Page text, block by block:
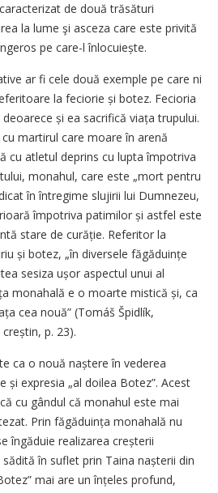
de două trăsături
la lume şi asceza care este privită
pe care-l înlo­cuiește.
ar fi cele două exemple pe care ni
la feciorie și botez. Fecioria
și ea sacrifică viața trupului.
martirul care moare în arenă
cu atletul deprins cu lupta împotriva
monahul, care este „mort pentru
în întregime slujirii lui Dumnezeu,
împotriva patimilor și astfel este
stare de curăție. Referitor la
și botez, „în diversele făgăduințe
sesiza ușor aspectul unui al
monahală e o moarte mistică și, ca
cea nouă” (Tomáš Špidlík,
p. 23).
ca o nouă naștere în vederea
și expresia „al doilea Botez”. Acest
cu gândul că monahul este mai
Prin făgăduința monahală nu
îngăduie realizarea creșterii
în suflet prin Taina naș­terii din
mai are un înțeles profund,